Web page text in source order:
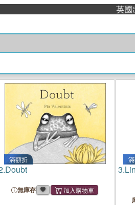
英國出
滿額折
Doubt
無庫存
3.